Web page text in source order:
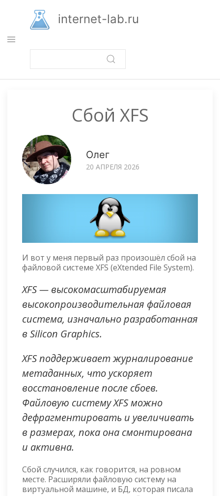
основному
содержанию
internet-lab.ru
Сбой XFS
Олег
20 АПРЕЛЯ 2026
И вот у меня первый раз произошёл сбой на
файловой системе XFS (eXtended File System).
XFS — высокомасштабируемая
высокопроизводительная файловая
система, изначально разработанная
в Silicon Graphics.
XFS поддерживает журналирование
метаданных, что ускоряет
восстановление после сбоев.
Файловую систему XFS можно
дефрагментировать и увеличивать
в размерах, пока она смонтирована
и активна.
Сбой случился, как говорится, на ровном
месте. Расширяли файловую систему на
виртуальной машине, и БД, которая писала